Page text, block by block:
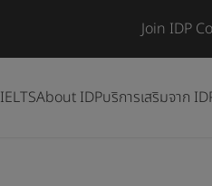
Join IDP
IELTSAbout IDPบริการเสริมจาก